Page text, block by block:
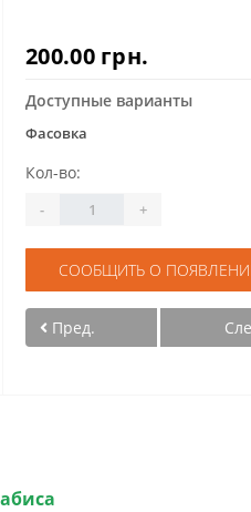
200.00 грн.
Доступные варианты
Фасовка
Кол-во:
- +
СООБЩИТЬ О
Пред.